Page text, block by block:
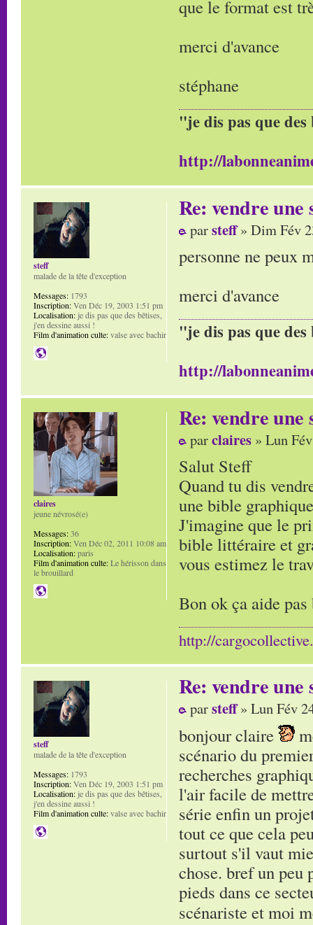
que le format est
merci d'avance
stéphane
"je dis pas que
http://
Re: vendre une
parsteff» Dim Fév
personne ne peux
merci d'avance
"je dis pas que
http://
steff
malade de la tête d'exception
Messages: 1793
Inscription:Ven Déc 19, 2003 1:51 pm
Localisation:je dis pas que des bêtises,
j'en dessine aussi !
Film d'animation culte:valse avec bachir
Re: vendre une
parclaires » Lun
Salut Steff
Quand tu dis
une bible
J'imagine que le
bible littéraire et
vous estimez le
Bon ok ça aide pas
http://
claires
jeune névrosé(e)
Messages:36
Inscription:Ven Déc 02, 2011 10:08 am
Localisation:paris
Film d'animation culte:Le hérisson dans
le brouillard
Re: vendre une
parsteff» Lun Fév
bonjour claire
scénario du
recherches
l'air facile de
série enfin un
tout ce que cela
surtout s'il vaut
chose. bref un peu
pieds dans ce
scénariste et moi
steff
malade de la tête d'exception
Messages: 1793
Inscription:Ven Déc 19, 2003 1:51 pm
Localisation:je dis pas que des bêtises,
j'en dessine aussi !
Film d'animation culte:valse avec bachir